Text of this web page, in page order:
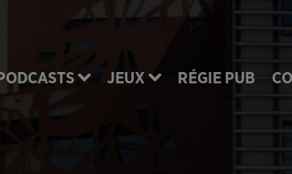
PODCASTS JEUX RÉGIE PUB